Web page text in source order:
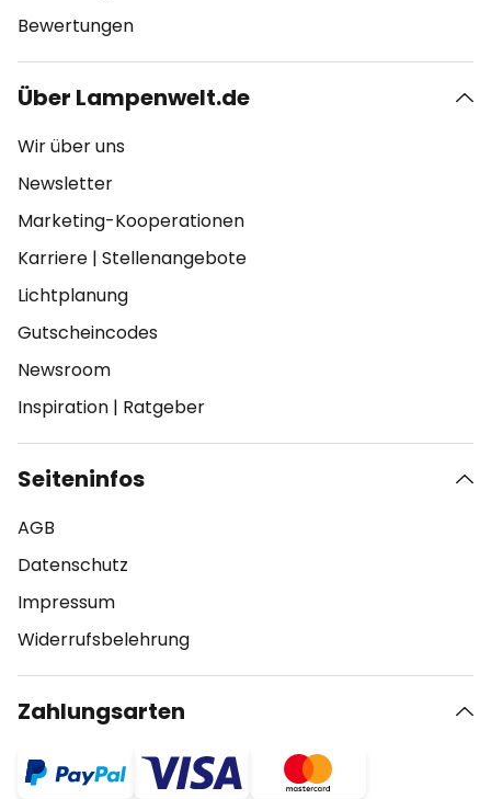
Bewertungen
Über Lampenwelt.de
Wir über uns
Newsletter
Marketing-Kooperationen
Karriere | Stellenangebote
Lichtplanung
Gutscheincodes
Newsroom
Inspiration | Ratgeber
Seiteninfos
AGB
Datenschutz
Impressum
Widerrufsbelehrung
Zahlungsarten